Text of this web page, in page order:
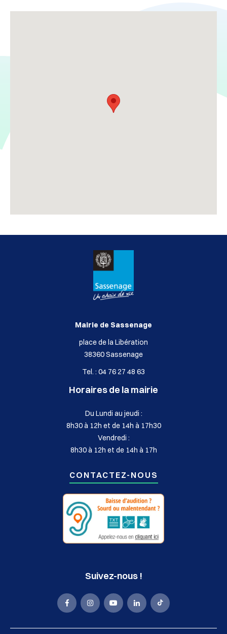
Mairie de Sassenage
place de la Libération
38360 Sassenage
Tel. : 04 76 27 48 63
Horaires de la mairie
Du Lundi au jeudi :
8h30 à 12h et de 14h à 17h30
Vendredi :
8h30 à 12h et de 14h à 17h
CONTACTEZ-NOUS
Suivez-nous !
La La La La La